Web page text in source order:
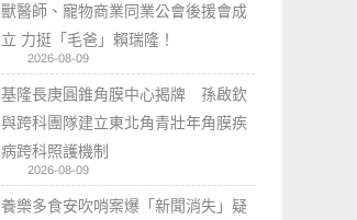
獸醫師、寵物商業同業公會後援會成
立 力挺「毛爸」賴瑞隆！
2026-08-09
基隆長庚圓錐角膜中心揭牌 孫啟欽
與跨科團隊建立東北角青壯年角膜疾
病跨科照護機制
2026-08-09
養樂多食安吹哨案爆「新聞消失」疑